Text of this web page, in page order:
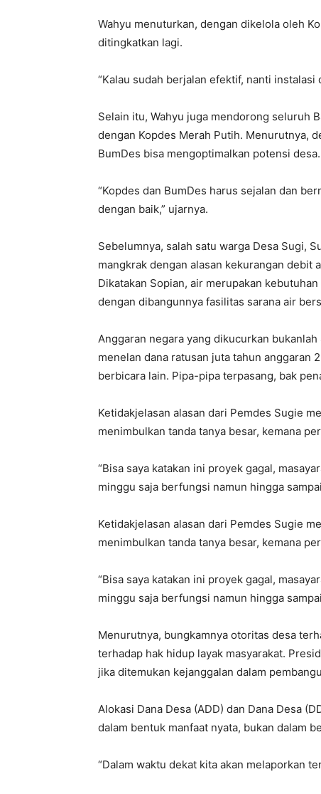
Wahyu menuturkan, dengan dikelola oleh
ditingkatkan lagi.
“Kalau sudah berjalan efektif, nanti instalasi
Selain itu, Wahyu juga mendorong seluruh
dengan Kopdes Merah Putih. Menurutnya,
BumDes bisa mengoptimalkan potensi desa.
“Kopdes dan BumDes harus sejalan dan
dengan baik,” ujarnya.
Sebelumnya, salah satu warga Desa Sugi,
mangkrak dengan alasan kekurangan debit
Dikatakan Sopian, air merupakan
dengan dibangunnya fasilitas sarana air
Anggaran negara yang dikucurkan
menelan dana ratusan juta tahun anggaran
berbicara lain. Pipa-pipa terpasang, bak
Ketidakjelasan alasan dari Pemdes Sugie
menimbulkan tanda tanya besar, kemana
“Bisa saya katakan ini proyek gagal,
minggu saja berfungsi namun hingga
Ketidakjelasan alasan dari Pemdes Sugie
menimbulkan tanda tanya besar, kemana
“Bisa saya katakan ini proyek gagal,
minggu saja berfungsi namun hingga
Menurutnya, bungkamnya otoritas desa
terhadap hak hidup layak masyarakat.
jika ditemukan kejanggalan dalam
Alokasi Dana Desa (ADD) dan Dana Desa
dalam bentuk manfaat nyata, bukan dalam
“Dalam waktu dekat kita akan melaporkan